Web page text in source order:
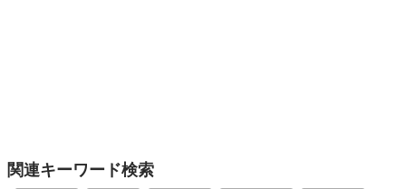
関連キーワード検索